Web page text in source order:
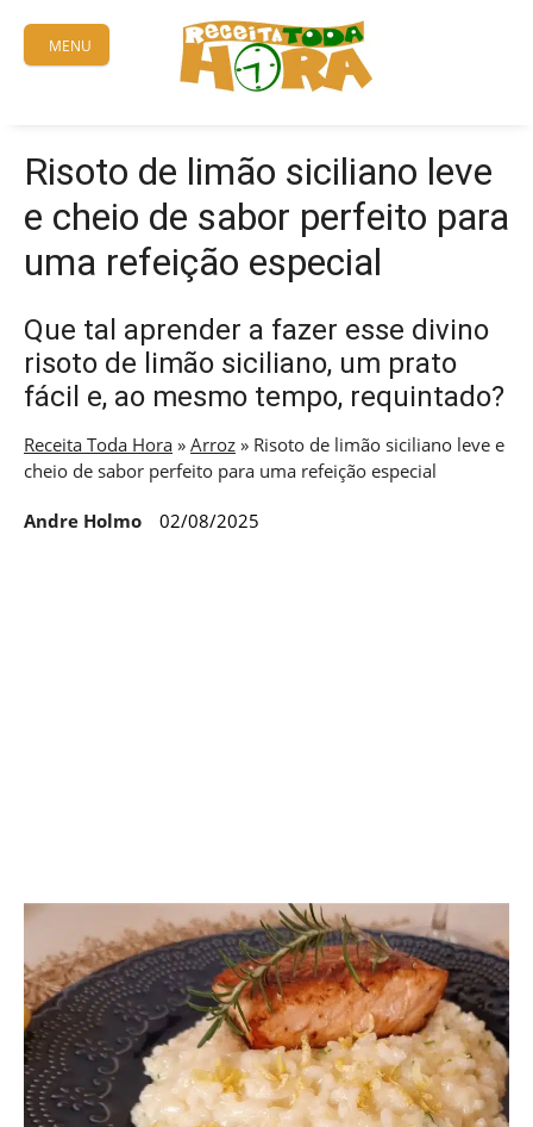
content
MENU
Risoto de limão siciliano leve
e cheio de sabor perfeito para
uma refeição especial
Que tal aprender a fazer esse divino
risoto de limão siciliano, um prato
fácil e, ao mesmo tempo, requintado?
Receita Toda Hora » Arroz » Risoto de limão siciliano leve e
cheio de sabor perfeito para uma refeição especial
Andre Holmo 02/08/2025